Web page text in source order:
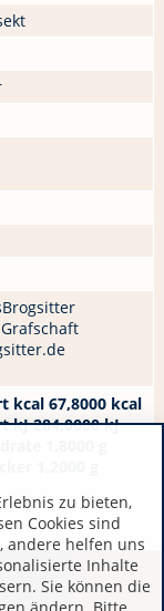
kcal 67,8000 kcal
kJ 284,0000 kJ
zu bieten,
Cookies sind
andere helfen uns
Inhalte
Sie können die